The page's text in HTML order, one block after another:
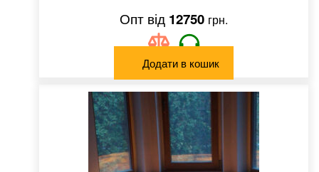
12750 грн.
Додати в кошик